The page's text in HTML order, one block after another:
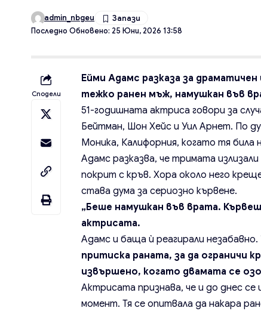
Последно Обновено: 25 Юни, 2026 13:58
admin_nbgeu
Сподели
Ейми Адамс разказа за
тежко ранен мъж, намушкан във
51-годишната актриса говори за
Бейтман, Шон Хейс и Уил Арнет. По
Моника, Калифорния, когато тя била
Адамс разказва, че тримата
покрит с кръв. Хора около него
става дума за сериозно кървене.
„Беше намушкан във врата.
актрисата.
Адамс и баща ѝ реагирали незабавно.
притиска раната, за да ограничи
извършено, когато двамата се
Актрисата признава, че и до днес
момент. Тя се опитвала да накара